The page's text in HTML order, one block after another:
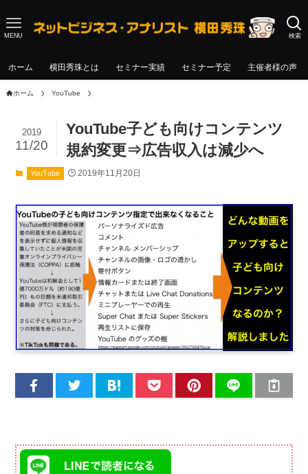
検索
MENU
ホーム 横田秀珠とは セミナー実績 セミナー予定 主催者様の声
ホーム YouTube
YouTube子ども向けコンテンツ
規約変更⇒広告収入は減少へ
2019
11/20
YouTube 2019年11月20日